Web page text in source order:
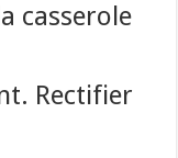
casserole
Rectifier